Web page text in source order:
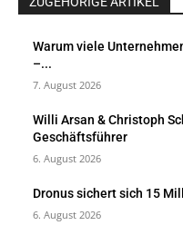
Warum viele
–...
7. August 2026
Willi Arsan & Christoph
Geschäftsführer
6. August 2026
Dronus sichert sich 15
6. August 2026